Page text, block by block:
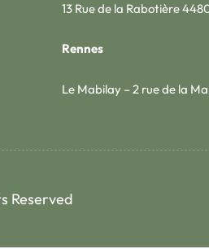
13 Rue de la Rabotière
Rennes
Le Mabilay – 2 rue de la
Reserved